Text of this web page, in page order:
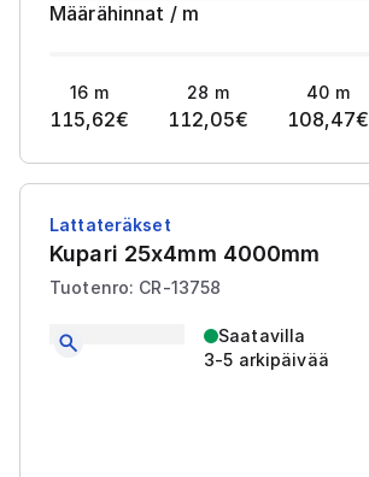
Määrähinnat / m
16 m
115,62€
28 m
112,05€
40 m
108,47€
Lattateräkset
Kupari 25x4mm 4000mm
Tuotenro: CR-13758
Saatavilla
3-5 arkipäivää